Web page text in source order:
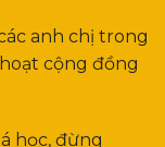
anh chị trong
cộng đồng
học, đừng